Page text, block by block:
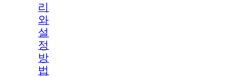
리
와
설
정
방
법